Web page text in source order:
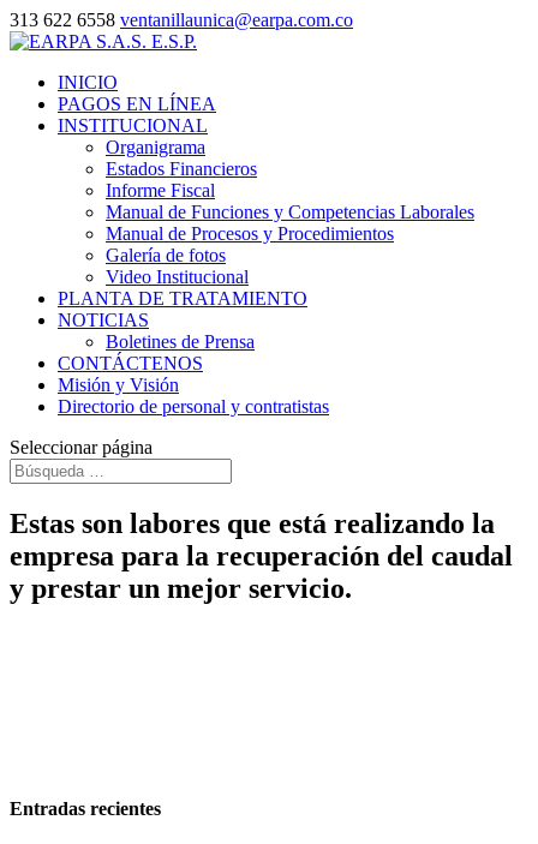
313 622 6558 ventanillaunica@earpa.com.co
INICIO
PAGOS EN LÍNEA
INSTITUCIONAL
Organigrama
Estados Financieros
Informe Fiscal
Manual de Funciones y Competencias Laborales
Manual de Procesos y Procedimientos
Galería de fotos
Video Institucional
PLANTA DE TRATAMIENTO
NOTICIAS
Boletines de Prensa
CONTÁCTENOS
Misión y Visión
Directorio de personal y contratistas
Seleccionar página
Estas son labores que está realizando la
empresa para la recuperación del caudal
y prestar un mejor servicio.
Entradas recientes